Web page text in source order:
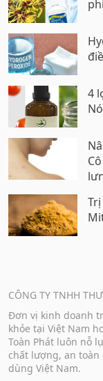
4
CÔNG TY TNHH
Đơn vị kinh doanh
khỏe tại Việt Nam
Toàn Phát luôn nỗ
chất lượng, an
dùng Việt Nam.